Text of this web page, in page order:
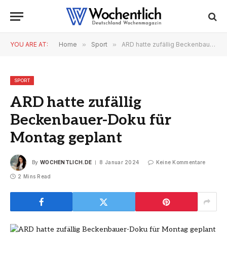
YOU ARE AT: Home » Sport » ARD hatte zufällig Beckenbauer-Doku für Montag geplant
SPORT
ARD hatte zufällig
Beckenbauer-Doku für
Montag geplant
By WOCHENTLICH.DE 8 Januar 2024 Keine Kommentare
2 Mins Read